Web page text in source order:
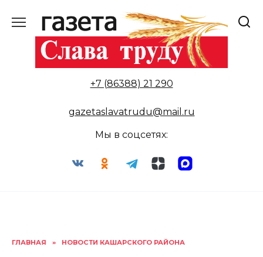
содержанию
+7 (86388) 21 290
gazetaslavatrudu@mail.ru
Мы в соцсетях:
ГЛАВНАЯ » НОВОСТИ КАШАРСКОГО РАЙОНА